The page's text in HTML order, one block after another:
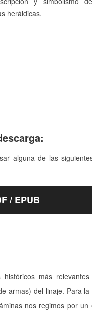
heráldicas.
alguna de las
/ EPUB
históricos más
armas) del linaje. Para
nos regimos por un